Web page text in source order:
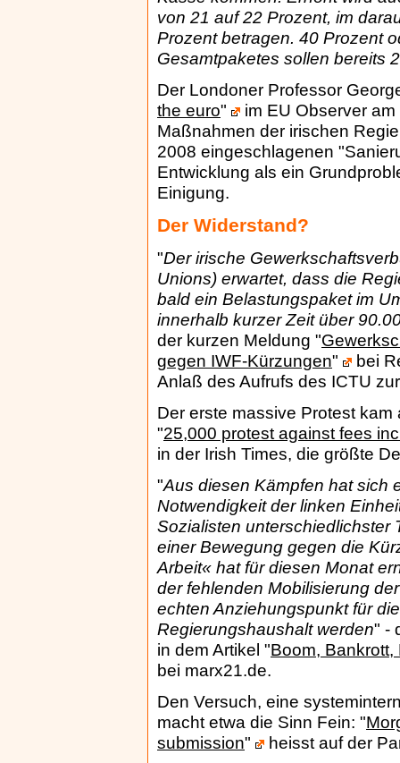
von 21 auf 22 Prozent, im
Prozent betragen. 40 Prozent
Gesamtpaketes sollen bereits
Der Londoner Professor
the euro"
im EU Observer
Maßnahmen der irischen
2008 eingeschlagenen
Entwicklung als ein
Einigung.
Der Widerstand?
"Der irische
Unions) erwartet, dass die
bald ein Belastungspaket im
innerhalb kurzer Zeit über
der kurzen Meldung "
gegen IWF-Kürzungen"
bei
Anlaß des Aufrufs des ICTU
Der erste massive Protest
"25,000 protest against fees
in der Irish Times, die größte
"Aus diesen Kämpfen hat sich
Notwendigkeit der linken
Sozialisten unterschiedlichster
einer Bewegung gegen die
Arbeit« hat für diesen Monat
der fehlenden Mobilisierung
echten Anziehungspunkt für
Regierungshaushalt werden" -
in dem Artikel "Boom,
bei marx21.de.
Den Versuch, eine
macht etwa die Sinn Fein: "
submission"
heisst auf der